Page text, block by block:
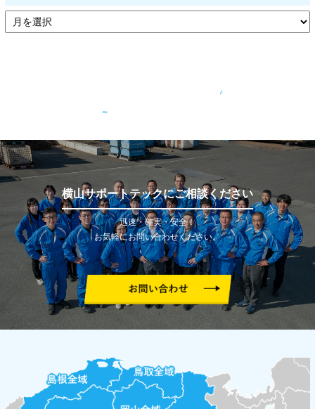
横山サポートテックにご相談ください
迅速・確実・安全！
お気軽にお問い合わせください。